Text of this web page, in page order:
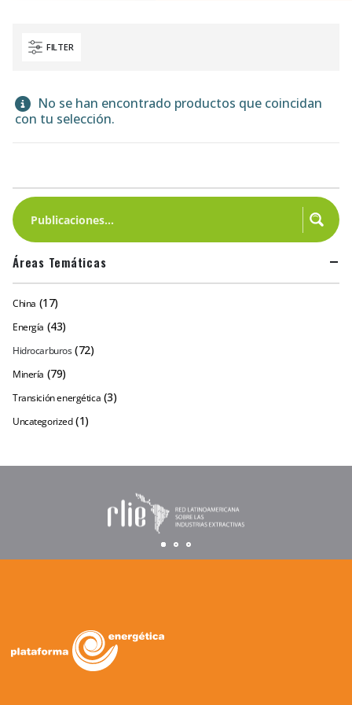
FILTER
No se han encontrado productos que coincidan
con tu selección.
Áreas Temáticas
China (17)
Energía (43)
Hidrocarburos (72)
Minería (79)
Transición energética (3)
Uncategorized (1)